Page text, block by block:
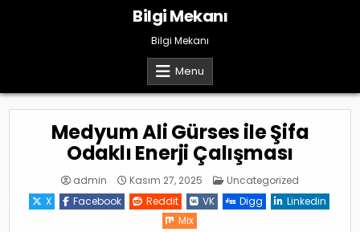
Bilgi Mekanı
Bilgi Mekanı
Menu
Medyum Ali Gürses ile Şifa
Odaklı Enerji Çalışması
admin Kasım 27, 2025 Posted
Uncategorized
X
Facebook Reddit VK Digg
Linkedin
Mix